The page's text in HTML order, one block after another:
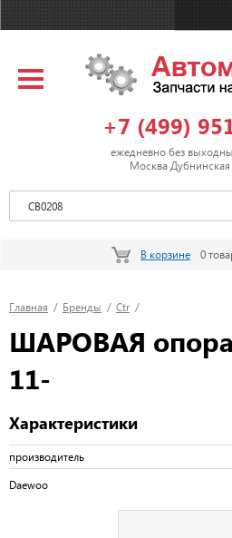
+7 (499)
ежедневно без
Москва Дубнинская
В корзине 0
Главная / Бренды / Ctr /
ШАРОВАЯ
11-
Характеристики
производитель
Daewoo